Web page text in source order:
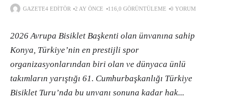
GAZETE4 EDITÖR 2 AY ÖNCE 116,0 GÖRÜNTÜLEME 0 YORUM
2026 Avrupa Bisiklet Başkenti olan ünvanına sahip
Konya, Türkiye’nin en prestijli spor
organizasyonlarından biri olan ve dünyaca ünlü
takımların yarıştığı 61. Cumhurbaşkanlığı Türkiye
Bisiklet Turu’nda bu unvanı sonuna kadar hak...